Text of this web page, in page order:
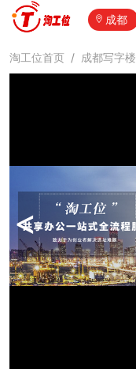
成都
淘工位首页 / 成都写字楼
<